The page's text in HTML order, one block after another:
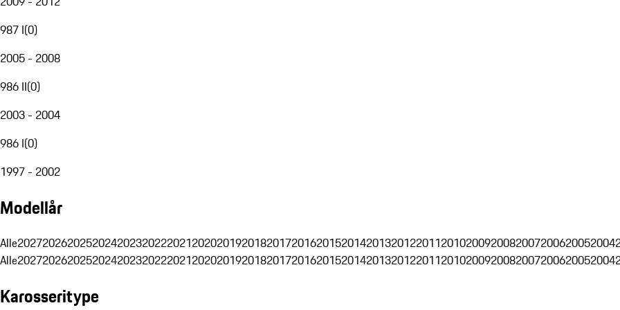
987 I(0)
2005 - 2008
986 II(0)
2003 - 2004
986 I(0)
1997 - 2002
Modellår
Alle202720262025202420232022202120202019201820172016201520142013201220112010200920082007200620052004
Alle202720262025202420232022202120202019201820172016201520142013201220112010200920082007200620052004
Karosseritype